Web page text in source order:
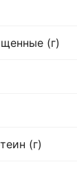
(г)
(г)